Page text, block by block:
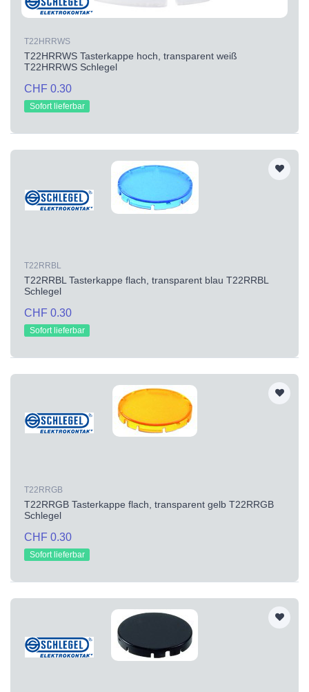
T22HRRWS
T22HRRWS Tasterkappe hoch, transparent weiß
T22HRRWS Schlegel
CHF 0.30
Sofort lieferbar
T22RRBL
T22RRBL Tasterkappe flach, transparent blau T22RRBL
Schlegel
CHF 0.30
Sofort lieferbar
T22RRGB
T22RRGB Tasterkappe flach, transparent gelb T22RRGB
Schlegel
CHF 0.30
Sofort lieferbar